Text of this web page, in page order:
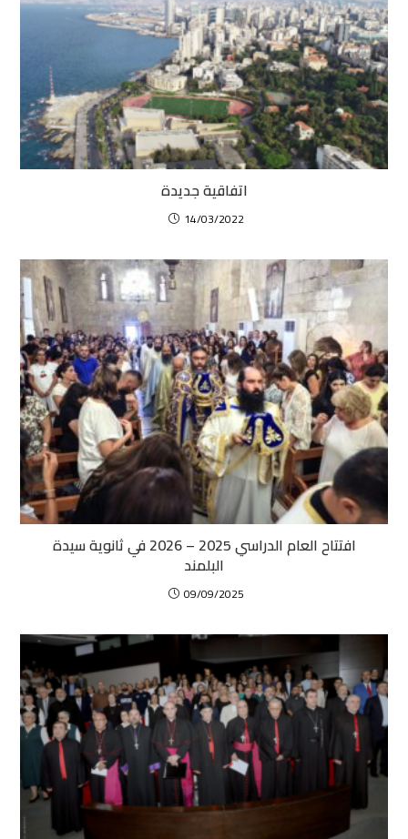
اتفاقية جديدة
14/03/2022
افتتاح العام الدراسي 2025 – 2026 في ثانوية سيدة
البلمند
09/09/2025